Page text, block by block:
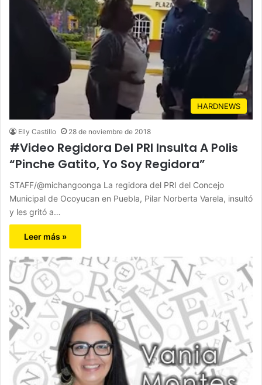
HARDNEWS
Elly Castillo 28 de noviembre de 2018
#Video Regidora Del PRI Insulta A Polis
“Pinche Gatito, Yo Soy Regidora”
STAFF/@michangoonga La regidora del PRI del Concejo
Municipal de Ocoyucan en Puebla, Pilar Norberta Varela, insultó
y les gritó a…
Leer más »